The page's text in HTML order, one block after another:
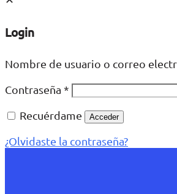
Login
Nombre de usuario o correo
Contraseña *
Recuérdame
Acceder
¿Olvidaste la contraseña?